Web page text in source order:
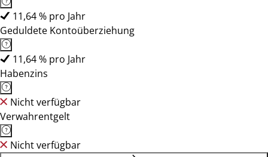
11,64 % pro Jahr
Geduldete Kontoüberziehung
11,64 % pro Jahr
Habenzins
Nicht verfügbar
Verwahrentgelt
Nicht verfügbar